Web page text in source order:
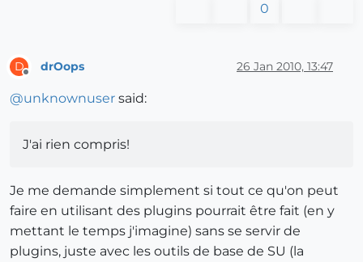
0
D drOops 26 Jan 2010, 13:47
@unknownuser said:
J'ai rien compris!
Je me demande simplement si tout ce qu'on peut
faire en utilisant des plugins pourrait être fait (en y
mettant le temps j'imagine) sans se servir de
plugins, juste avec les outils de base de SU (la